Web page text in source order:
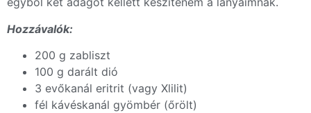
Hozzávalók:
200 g zabliszt
100 g darált dió
3 evőkanál eritrit (vagy Xlilit)
fél kávéskanál gyömbér (őrölt)